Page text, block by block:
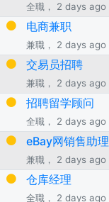
全職， 2 days ago
电商兼职
兼職， 2 days ago
交易员招聘
兼職， 2 days ago
招聘留学顾问
全職， 2 days ago
eBay网销售助理
兼職， 2 days ago
仓库经理
全職， 2 days ago